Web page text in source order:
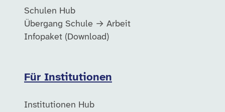
Schulen Hub
Übergang Schule → Arbeit
Infopaket (Download)
Für Institutionen
Institutionen Hub